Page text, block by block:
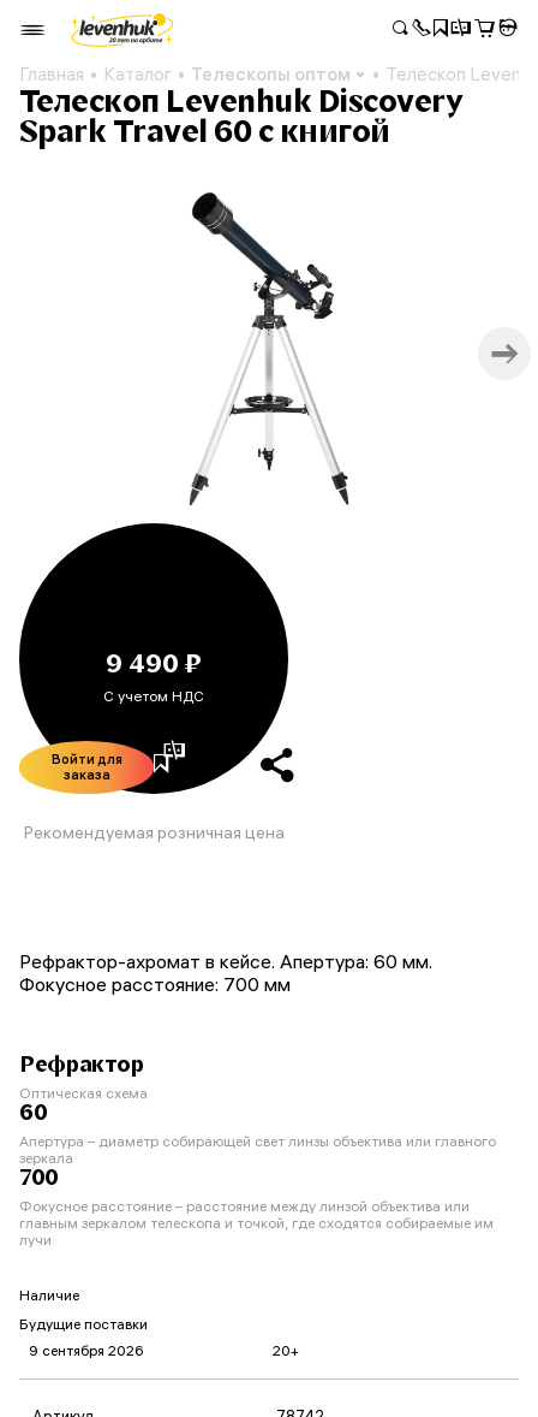
Главная Каталог Телескопы оптом Телескоп
Телескоп Levenhuk Discovery
Spark Travel 60 с книгой
9 490 ₽
С учетом НДС
Войти для
заказа
Рекомендуемая розничная цена
Рефрактор-ахромат в кейсе. Апертура: 60 мм.
Фокусное расстояние: 700 мм
Рефрактор
Оптическая схема
60
Апертура – диаметр собирающей свет линзы объектива или главного
зеркала
700
Фокусное расстояние – расстояние между линзой объектива или
главным зеркалом телескопа и точкой, где сходятся собираемые им
лучи
Наличие
Будущие поставки
9 сентября 2026
20+